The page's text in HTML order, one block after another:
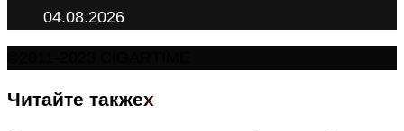
04.08.2026
Читайте такжеx